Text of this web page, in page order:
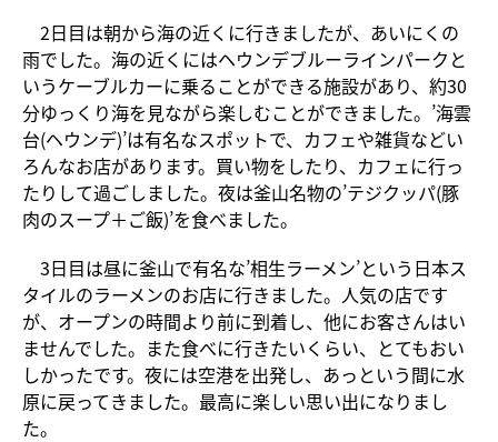
2日目は朝から海の近くに行きましたが、あいにくの
雨でした。海の近くにはヘウンデブルーラインパークと
いうケーブルカーに乗ることができる施設があり、約30
分ゆっくり海を見ながら楽しむことができました。’海雲
台(ヘウンデ)’は有名なスポットで、カフェや雑貨などい
ろんなお店があります。買い物をしたり、カフェに行っ
たりして過ごしました。夜は釜山名物の’テジクッパ(豚
肉のスープ＋ご飯)’を食べました。
3日目は昼に釜山で有名な’相生ラーメン’という日本ス
タイルのラーメンのお店に行きました。人気の店です
が、オープンの時間より前に到着し、他にお客さんはい
ませんでした。また食べに行きたいくらい、とてもおい
しかったです。夜には空港を出発し、あっという間に水
原に戻ってきました。最高に楽しい思い出になりまし
た。